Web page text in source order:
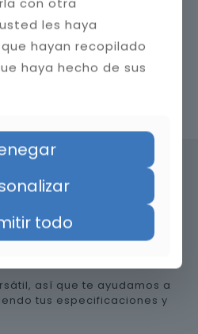
el baño en
así que te ayudamos a
tus especificaciones y
les haya
hayan recopilado
haya hecho de sus
todo